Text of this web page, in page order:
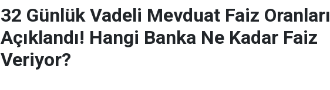
32 Günlük Vadeli Mevduat Faiz Oranları
Açıklandı! Hangi Banka Ne Kadar Faiz
Veriyor?